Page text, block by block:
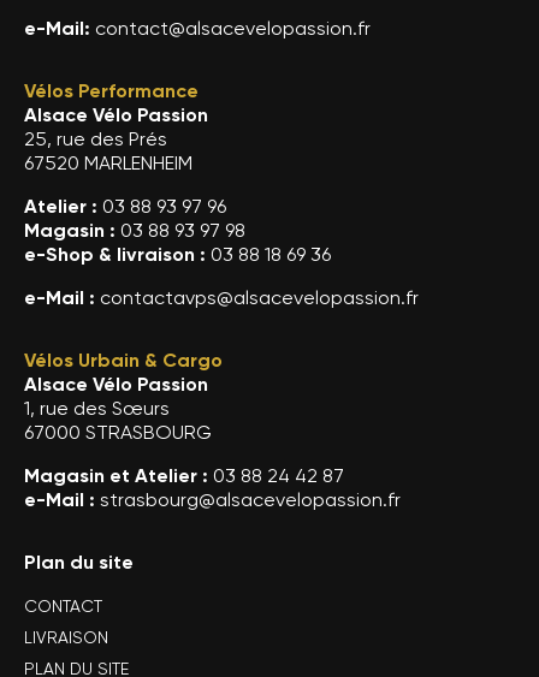
e-Mail: contact@alsacevelopassion.fr
Vélos Performance
Alsace Vélo Passion
25, rue des Prés
67520 MARLENHEIM
Atelier : 03 88 93 97 96
Magasin : 03 88 93 97 98
e-Shop & livraison : 03 88 18 69 36
e-Mail : contactavps@alsacevelopassion.fr
Vélos Urbain & Cargo
Alsace Vélo Passion
1, rue des Sœurs
67000 STRASBOURG
Magasin et Atelier : 03 88 24 42 87
e-Mail : strasbourg@alsacevelopassion.fr
Plan du site
CONTACT
LIVRAISON
PLAN DU SITE